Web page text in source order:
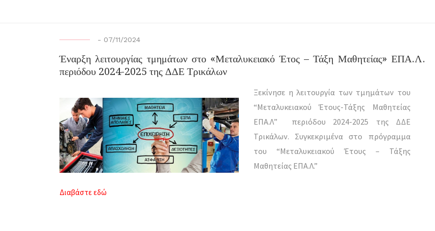
- 07/11/2024
Έναρξη λειτουργίας τμημάτων στο «Μεταλυκειακό Έτος – Τάξη Μαθητείας» ΕΠΑ.Λ.
περιόδου 2024-2025 της ΔΔΕ Τρικάλων
Ξεκίνησε η λειτουργία των τμημάτων του
“Μεταλυκειακού Έτους-Τάξης Μαθητείας
ΕΠΑ.Λ” περιόδου 2024-2025 της ΔΔΕ
Τρικάλων. Συγκεκριμένα στο πρόγραμμα
του “Μεταλυκειακού Έτους – Τάξης
Μαθητείας ΕΠΑ.Λ.”
Διαβάστε εδώ